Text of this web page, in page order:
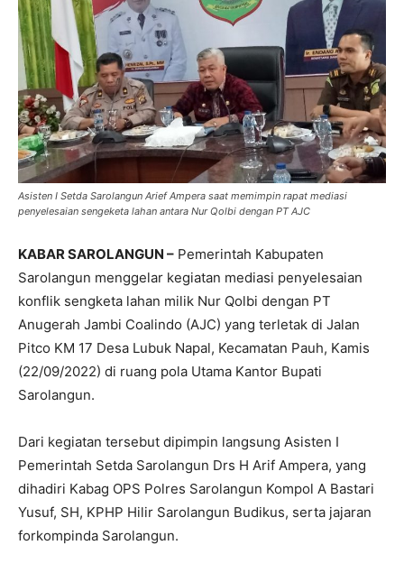
Asisten I Setda Sarolangun Arief Ampera saat memimpin rapat mediasi
penyelesaian sengeketa lahan antara Nur Qolbi dengan PT AJC
KABAR SAROLANGUN – Pemerintah Kabupaten
Sarolangun menggelar kegiatan mediasi penyelesaian
konflik sengketa lahan milik Nur Qolbi dengan PT
Anugerah Jambi Coalindo (AJC) yang terletak di Jalan
Pitco KM 17 Desa Lubuk Napal, Kecamatan Pauh, Kamis
(22/09/2022) di ruang pola Utama Kantor Bupati
Sarolangun.
Dari kegiatan tersebut dipimpin langsung Asisten I
Pemerintah Setda Sarolangun Drs H Arif Ampera, yang
dihadiri Kabag OPS Polres Sarolangun Kompol A Bastari
Yusuf, SH, KPHP Hilir Sarolangun Budikus, serta jajaran
forkompinda Sarolangun.